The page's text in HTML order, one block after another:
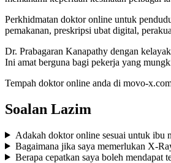
Perkhidmatan doktor online untuk
pemakanan, preskripsi ubat digital,
Dr. Prabagaran Kanapathy dengan
Ini amat berguna bagi pekerja yang
Tempah doktor online anda di movo-
Soalan Lazim
Adakah doktor online sesuai untuk ibu
Bagaimana jika saya memerlukan X-
Berapa cepatkan saya boleh mendapat